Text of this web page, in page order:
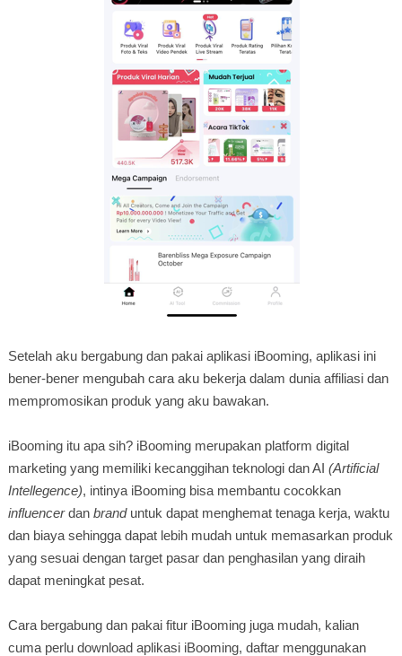
Setelah aku bergabung dan pakai aplikasi iBooming, aplikasi ini
bener-bener mengubah cara aku bekerja dalam dunia affiliasi dan
mempromosikan produk yang aku bawakan.
iBooming itu apa sih? iBooming merupakan platform digital
marketing yang memiliki kecanggihan teknologi dan AI (Artificial
Intellegence), intinya iBooming bisa membantu cocokkan
influencerdan brand untuk dapat menghemat tenaga kerja, waktu
dan biaya sehingga dapat lebih mudah untuk memasarkan produk
yang sesuai dengan target pasar dan penghasilan yang diraih
dapat meningkat pesat.
Cara bergabung dan pakai fitur iBooming juga mudah, kalian
cuma perlu download aplikasi iBooming, daftar menggunakan